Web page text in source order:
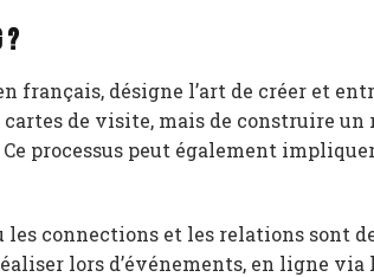
français, désigne l’art de créer et
de visite, mais de construire un
processus peut également
les connections et les relations sont
lors d’événements, en ligne